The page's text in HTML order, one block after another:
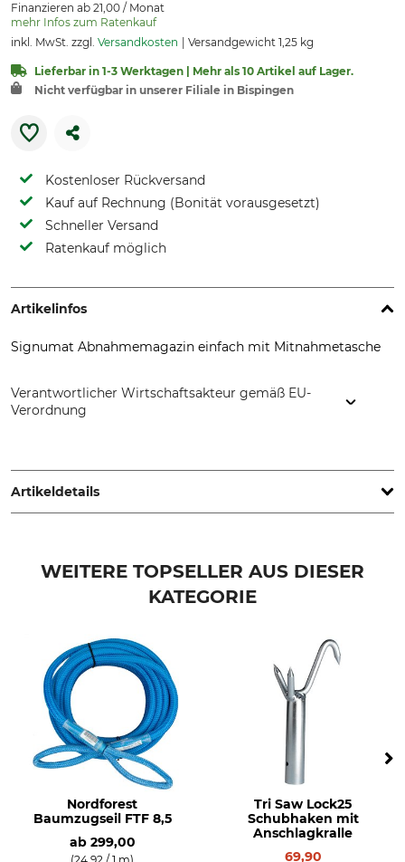
Finanzieren ab 21,00 / Monat
mehr Infos zum Ratenkauf
inkl. MwSt. zzgl. Versandkosten Versandgewicht 1,25 kg
Lieferbar in 1-3 Werktagen | Mehr als 10 Artikel auf Lager.
Nicht verfügbar in unserer Filiale in Bispingen
Kostenloser Rückversand
Kauf auf Rechnung (Bonität vorausgesetzt)
Schneller Versand
Ratenkauf möglich
Artikelinfos
Signumat Abnahmemagazin einfach mit Mitnahmetasche
Verantwortlicher Wirtschaftsakteur gemäß EU-
Verordnung
www.latschbacher.com
Artikeldetails
Herstellung
WEITERE TOPSELLER AUS DIESER
KATEGORIE
Nordforest
Baumzugseil FTF 8,5
ab 299,00
Tri Saw Lock25
Schubhaken mit
Anschlagkralle
69,90